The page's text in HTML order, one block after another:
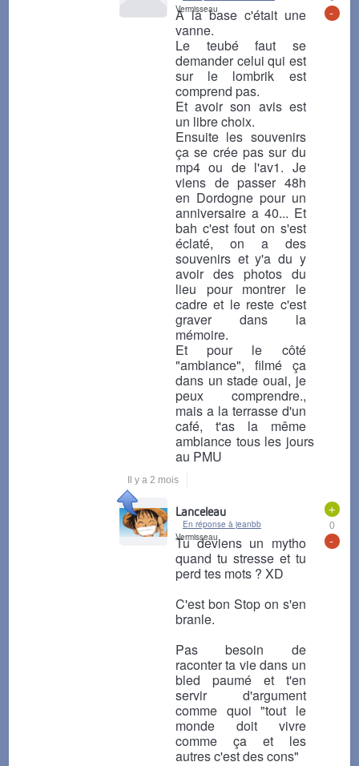
-
Vermisseau
A la base c'était une
vanne.
Le teubé faut se
demander celui qui est
sur le lombrik est
comprend pas.
Et avoir son avis est
un libre choix.
Ensuite les souvenirs
ça se crée pas sur du
mp4 ou de l'av1. Je
viens de passer 48h
en Dordogne pour un
anniversaire a 40... Et
bah c'est fout on s'est
éclaté, on a des
souvenirs et y'a du y
avoir des photos du
lieu pour montrer le
cadre et le reste c'est
graver dans la
mémoire.
Et pour le côté
"ambiance", filmé ça
dans un stade ouai, je
peux comprendre.,
mais a la terrasse d'un
café, t'as la même
ambiance tous les jours
au PMU
Il y a 2 mois
+
0
-
Lanceleau
En réponse à jeanbb
Vermisseau
Tu deviens un mytho
quand tu stresse et tu
perd tes mots ? XD
C'est bon Stop on s'en
branle.
Pas besoin de
raconter ta vie dans un
bled paumé et t'en
servir d'argument
comme quoi "tout le
monde doit vivre
comme ça et les
autres c'est des cons"